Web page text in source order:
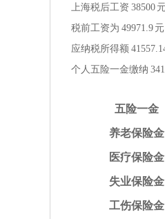
上海税后工资 38500
税前工资为 49971.9元
应纳税所得额
个人五险一金缴纳
五险一金
养老保险金
医疗保险金
失业保险金
工伤保险金